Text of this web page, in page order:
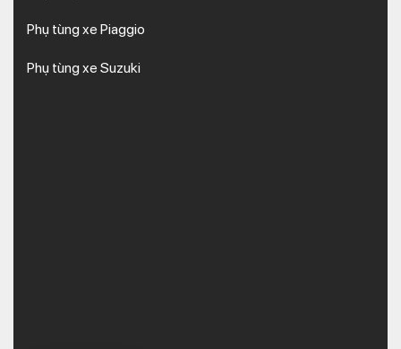
Phụ tùng xe Piaggio
Phụ tùng xe Suzuki